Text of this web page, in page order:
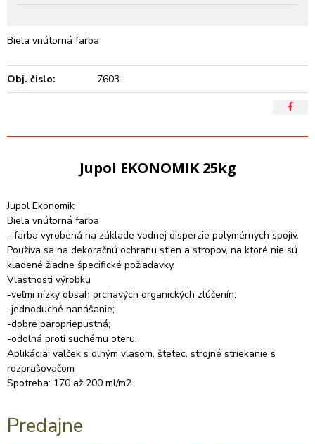
Biela vnútorná farba
Obj. čislo: 7603
Jupol EKONOMIK 25kg
Jupol Ekonomik
Biela vnútorná farba
- farba vyrobená na základe vodnej disperzie polymérnych spojív.
Používa sa na dekoračnú ochranu stien a stropov, na ktoré nie sú
kladené žiadne špecifické požiadavky.
Vlastnosti výrobku
-veľmi nízky obsah prchavých organických zlúčenín;
-jednoduché nanášanie;
-dobre paropriepustná;
-odolná proti suchému oteru.
Aplikácia: valček s dlhým vlasom, štetec, strojné striekanie s
rozprašovačom
Spotreba: 170 až 200 ml/m2
Predajne